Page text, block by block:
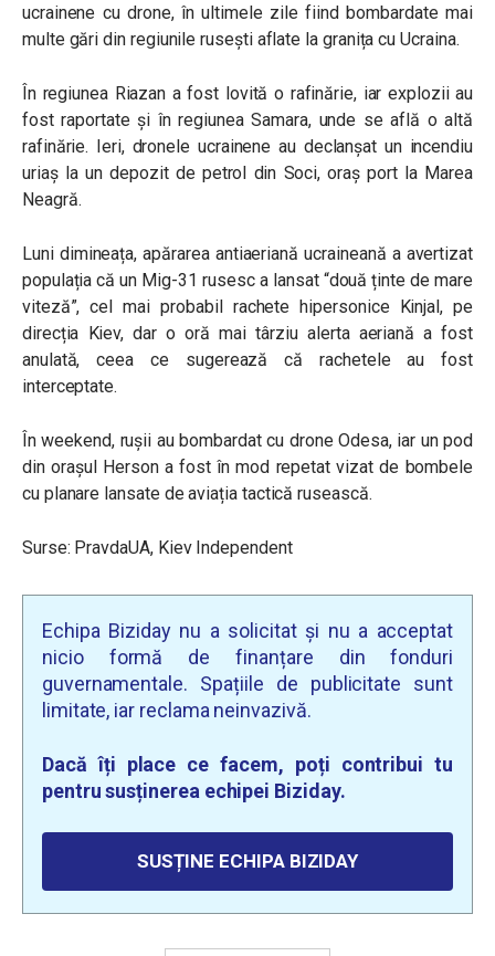
ucrainene cu drone, în ultimele zile fiind bombardate mai
multe gări din regiunile rusești aflate la granița cu Ucraina.
În regiunea Riazan a fost lovită o rafinărie, iar explozii au
fost raportate și în regiunea Samara, unde se află o altă
rafinărie. Ieri, dronele ucrainene au declanșat un incendiu
uriaș la un depozit de petrol din Soci, oraș port la Marea
Neagră.
Luni dimineața, apărarea antiaeriană ucraineană a avertizat
populația că un Mig-31 rusesc a lansat “două ținte de mare
viteză”, cel mai probabil rachete hipersonice Kinjal, pe
direcția Kiev, dar o oră mai târziu alerta aeriană a fost
anulată, ceea ce sugerează că rachetele au fost
interceptate.
În weekend, rușii au bombardat cu drone Odesa, iar un pod
din orașul Herson a fost în mod repetat vizat de bombele
cu planare lansate de aviația tactică rusească.
Surse: PravdaUA, Kiev Independent
Echipa Biziday nu a solicitat și nu a acceptat
nicio formă de finanțare din fonduri
guvernamentale. Spațiile de publicitate sunt
limitate, iar reclama neinvazivă.
Dacă îți place ce facem, poți contribui tu
pentru susținerea echipei Biziday.
SUSȚINE ECHIPA BIZIDAY